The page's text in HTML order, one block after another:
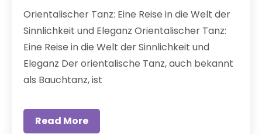
Orientalischer Tanz: Eine Reise in die Welt der
Sinnlichkeit und Eleganz Orientalischer Tanz:
Eine Reise in die Welt der Sinnlichkeit und
Eleganz Der orientalische Tanz, auch bekannt
als Bauchtanz, ist
Read More